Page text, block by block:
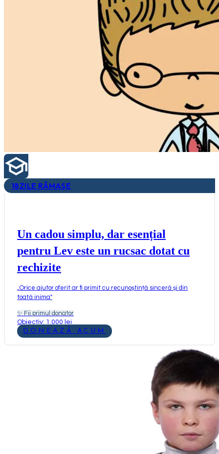
18ZILE RĂMASE
Un cadou simplu, dar esențial
pentru Lev este un rucsac dotat cu
rechizite
Orice ajutor oferit ar fi primit cu recunoștință sinceră și din
toată inima"
✨ Fii primul donator
Obiectiv: 1.000 lei
DONEAZĂ ACUM